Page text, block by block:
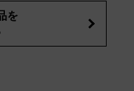
を